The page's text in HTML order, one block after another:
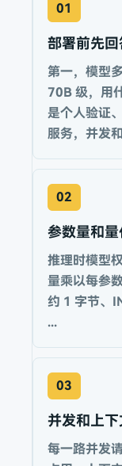
01
部署前先
第一，模型
70B 级，用
是个人验证
服务，并发
02
参数量和
推理时模型
量乘以每参
约 1 字节、
...
03
并发和上
每一路并发